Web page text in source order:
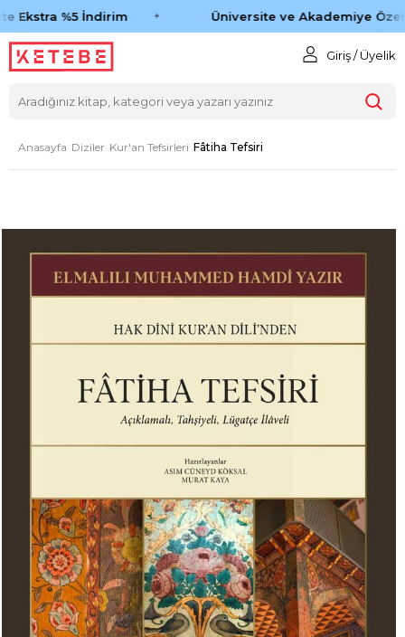
Ekstra %5 İndirim Üniversite ve Akademiye Özel
Giriş / Üyelik
Anasayfa Diziler Kur'an Tefsirleri Fâtiha Tefsiri